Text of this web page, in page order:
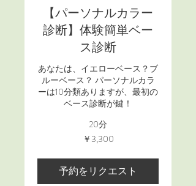
【パーソナルカラー
診断】体験簡単ベー
ス診断
あなたは、イエローベース？ブ
ルーベース？ パーソナルカラ
ーは10分類ありますが、最初の
ベース診断が鍵！
20分
￥3,300
予約をリクエスト